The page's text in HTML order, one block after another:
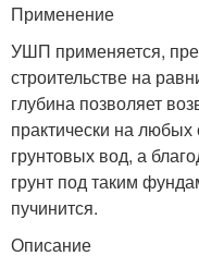
Применение
УШП применяется,
строительстве на
глубина позволяет
практически на
грунтовых вод, а
грунт под таким
пучинится.
Описание